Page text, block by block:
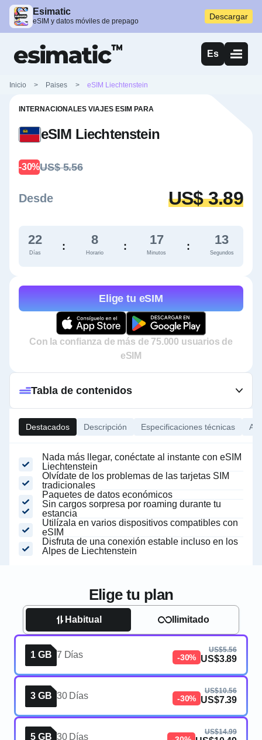
Esimatic
eSIM y datos móviles de prepago Descargar
Es
Inicio > Paises > eSIM Liechtenstein
INTERNACIONALES VIAJES ESIM PARA
eSIM Liechtenstein
-30%US$ 5.56
Desde US$ 3.89
22
Días
: 8
Horario
: 17
Minutos
: 11
Segundos
Elige tu eSIM
Con la confianza de más de 75.000 usuarios de
eSIM
Destacados Descripción Especificaciones técnicas
Nada más llegar, conéctate al instante con eSIM
Liechtenstein
Olvídate de los problemas de las tarjetas SIM
tradicionales
Paquetes de datos económicos
Sin cargos sorpresa por roaming durante tu
estancia
Utilízala en varios dispositivos compatibles con
eSIM
Disfruta de una conexión estable incluso en los
Alpes de Liechtenstein
Tabla de contenidos
Elige tu plan
Habitual Ilimitado
1 GB 7 Días -30%
US$5.56
US$3.89
3 GB 30 Días -30%
US$10.56
US$7.39
5 GB 30 Días US$14.99